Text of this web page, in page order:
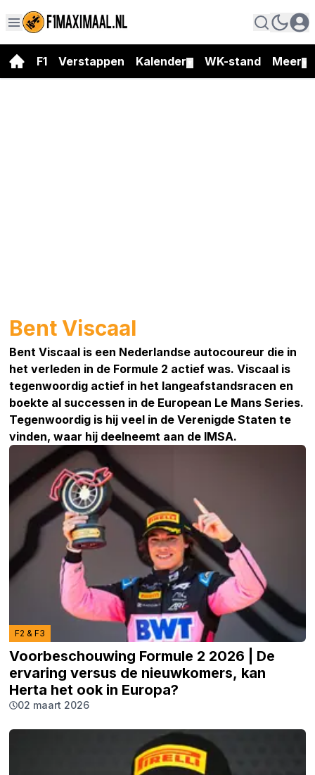
F1 Verstappen Kalender WK-stand Meer
Bent Viscaal
Bent Viscaal is een Nederlandse autocoureur die in
het verleden in de Formule 2 actief was. Viscaal is
tegenwoordig actief in het langeafstandsracen en
boekte al successen in de European Le Mans Series.
Tegenwoordig is hij veel in de Verenigde Staten te
vinden, waar hij deelneemt aan de IMSA.
F2 & F3
Voorbeschouwing Formule 2 2026 | De
ervaring versus de nieuwkomers, kan
Herta het ook in Europa?
02 maart 2026